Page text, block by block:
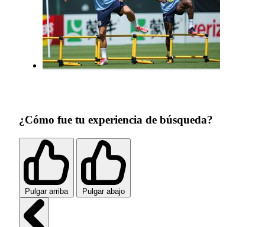
¿Cómo fue tu experiencia de búsqueda?
Pulgar arriba Pulgar abajo